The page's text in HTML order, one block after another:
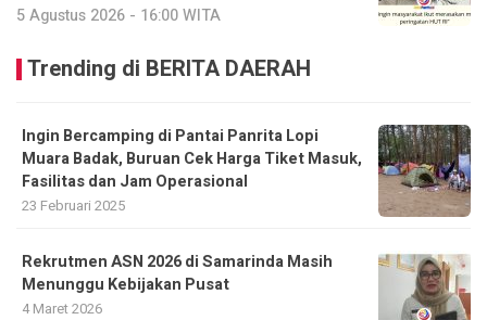
5 Agustus 2026 - 16:00 WITA
Trending di BERITA DAERAH
Ingin Bercamping di Pantai Panrita Lopi
Muara Badak, Buruan Cek Harga Tiket Masuk,
Fasilitas dan Jam Operasional
23 Februari 2025
Rekrutmen ASN 2026 di Samarinda Masih
Menunggu Kebijakan Pusat
4 Maret 2026